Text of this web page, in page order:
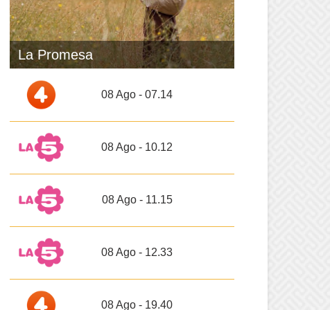
La Promesa
08 Ago - 07.14
08 Ago - 10.12
08 Ago - 11.15
08 Ago - 12.33
08 Ago - 19.40